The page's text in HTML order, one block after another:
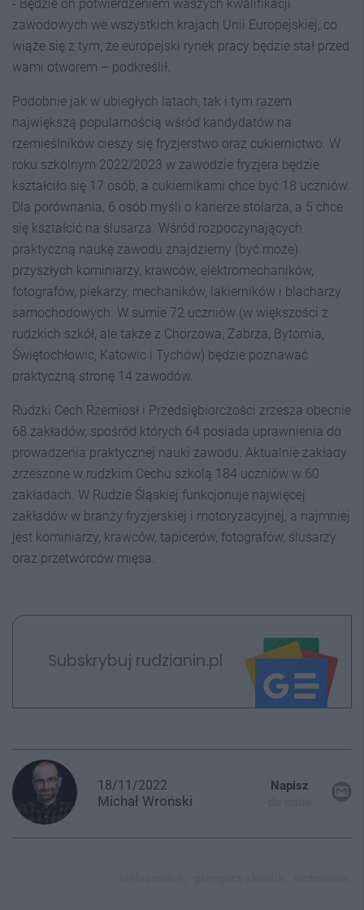
- Będzie on potwierdzeniem waszych kwalifikacji
zawodowych we wszystkich krajach Unii Europejskiej, co
wiąże się z tym, że europejski rynek pracy będzie stał przed
wami otworem – podkreślił.
Podobnie jak w ubiegłych latach, tak i tym razem
największą popularnością wśród kandydatów na
rzemieślników cieszy się fryzjerstwo oraz cukiernictwo. W
roku szkolnym 2022/2023 w zawodzie fryzjera będzie
kształciło się 17 osób, a cukiernikami chce być 18 uczniów.
Dla porównania, 6 osób myśli o karierze stolarza, a 5 chce
się kształcić na ślusarza. Wśród rozpoczynających
praktyczną naukę zawodu znajdziemy (być może)
przyszłych kominiarzy, krawców, elektromechaników,
fotografów, piekarzy, mechaników, lakierników i blacharzy
samochodowych. W sumie 72 uczniów (w większości z
rudzkich szkół, ale także z Chorzowa, Zabrza, Bytomia,
Świętochłowic, Katowic i Tychów) będzie poznawać
praktyczną stronę 14 zawodów.
Rudzki Cech Rzemiosł i Przedsiębiorczości zrzesza obecnie
68 zakładów, spośród których 64 posiada uprawnienia do
prowadzenia praktycznej nauki zawodu. Aktualnie zakłady
zrzeszone w rudzkim Cechu szkolą 184 uczniów w 60
zakładach. W Rudzie Śląskiej funkcjonuje najwięcej
zakładów w branży fryzjerskiej i motoryzacyjnej, a najmniej
jest kominiarzy, krawców, tapicerów, fotografów, ślusarzy
oraz przetwórców mięsa.
Subskrybuj rudzianin.pl
18/11/2022
Michał Wroński
Napisz